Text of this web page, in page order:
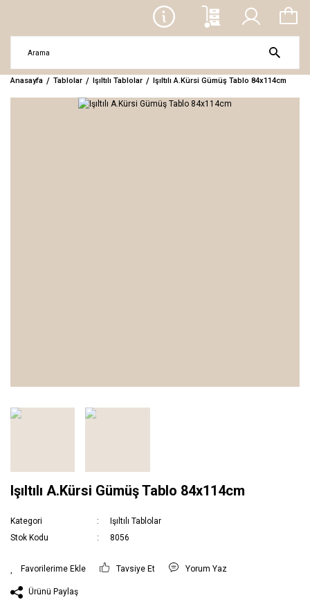
Anasayfa Tablolar Işıltılı Tablolar Işıltılı A.Kürsi Gümüş Tablo 84x114cm
Işıltılı A.Kürsi Gümüş Tablo 84x114cm
Kategori
Işıltılı Tablolar
Stok Kodu
8056
Tavsiye Et Yorum Yaz
Ürünü Paylaş